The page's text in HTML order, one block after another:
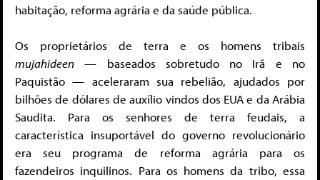
habitação, reforma agrária e da saúde pública.
Os proprietários de terra e os homens tribais
mujahideen — baseados sobretudo no Irã e no
Paquistão — aceleraram sua rebelião, ajudados por
bilhões de dólares de auxílio vindos dos EUA e da Arábia
Saudita. Para os senhores de terra feudais, a
característica insuportável do governo revolucionário
era seu programa de reforma agrária para os
fazendeiros inquilinos. Para os homens da tribo, essa